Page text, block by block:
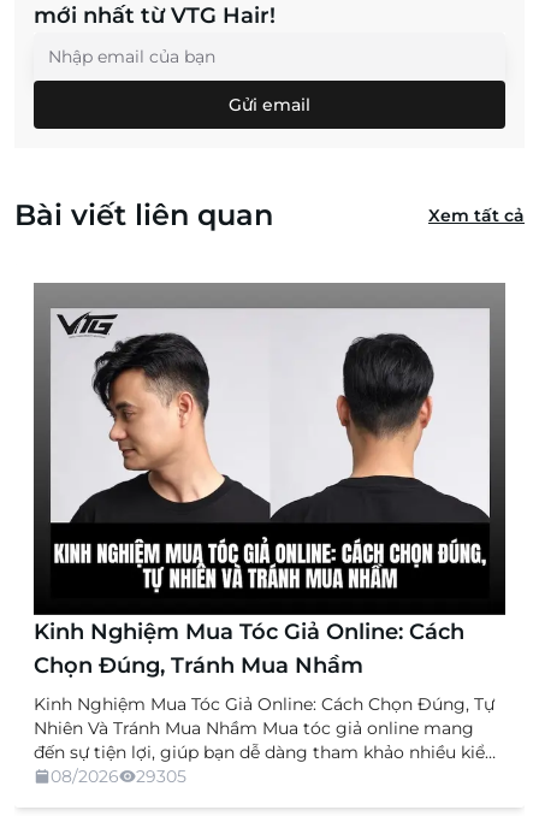
mới nhất từ VTG Hair!
Gửi email
Bài viết liên quan Xem tất cả
Kinh Nghiệm Mua Tóc Giả Online: Cách
Chọn Đúng, Tránh Mua Nhầm
Kinh Nghiệm Mua Tóc Giả Online: Cách Chọn Đúng, Tự
Nhiên Và Tránh Mua Nhầm Mua tóc giả online mang
đến sự tiện lợi, giúp bạn dễ dàng tham khảo nhiều kiểu
dáng, chất liệu và mức giá mà không cần trực tiếp đến
08/2026 29305